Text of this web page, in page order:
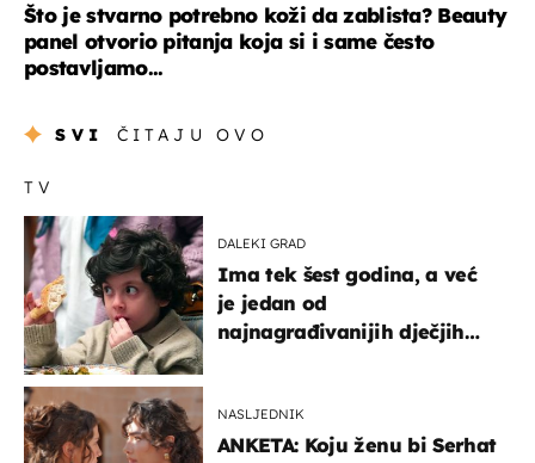
Što je stvarno potrebno koži da zablista? Beauty
panel otvorio pitanja koja si i same često
postavljamo...
SVI ČITAJU OVO
TV
DALEKI GRAD
Ima tek šest godina, a već
je jedan od
najnagrađivanijih dječjih
NASLJEDNIK
ANKETA: Koju ženu bi Serhat